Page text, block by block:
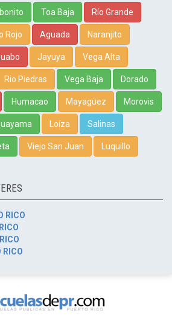
Toa Baja Río Grande
Rojo Aguada Naranjito
Jayuya Vega Alta
Rio Piedras Vega Baja Dorado
Humacao Mayagüez Morovis
Loíza Salinas
Viejo San Juan Luquillo
RICO
RICO